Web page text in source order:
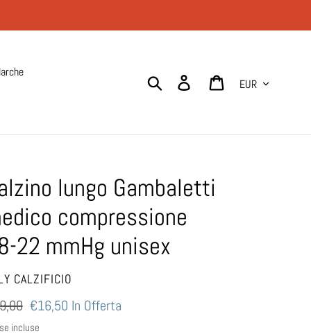
Cerca Accedi Carrello
lungo Gambaletti
compressione
22 mmHg unisex
CALZIFICIO
Prezzo
scontato
€16,50 In Offerta
incluse